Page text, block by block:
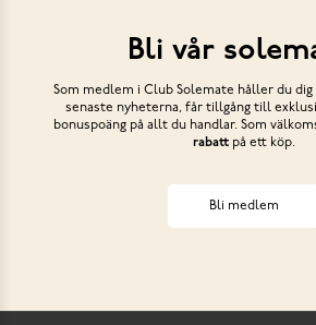
Bli vår
Som medlem i Club Solemate håller du
senaste nyheterna, får tillgång till
bonuspoäng på allt du handlar. Som
rabattpå ett köp.
Bli medlem